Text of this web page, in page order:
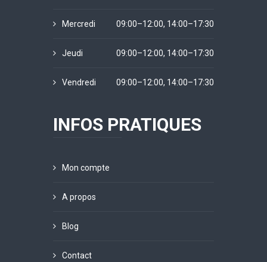
Mercredi 09:00–12:00, 14:00–17:30
Jeudi 09:00–12:00, 14:00–17:30
Vendredi 09:00–12:00, 14:00–17:30
INFOS PRATIQUES
Mon compte
A propos
Blog
Contact